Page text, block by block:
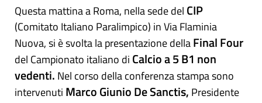
Questa mattina a Roma, nella sede del CIP
(Comitato Italiano Paralimpico) in Via Flaminia
Nuova, si è svolta la presentazione dellaFinal Four
del Campionato italiano di Calcio a 5 B1 non
vedenti. Nel corso della conferenza stampa sono
intervenuti Marco Giunio De Sanctis, Presidente